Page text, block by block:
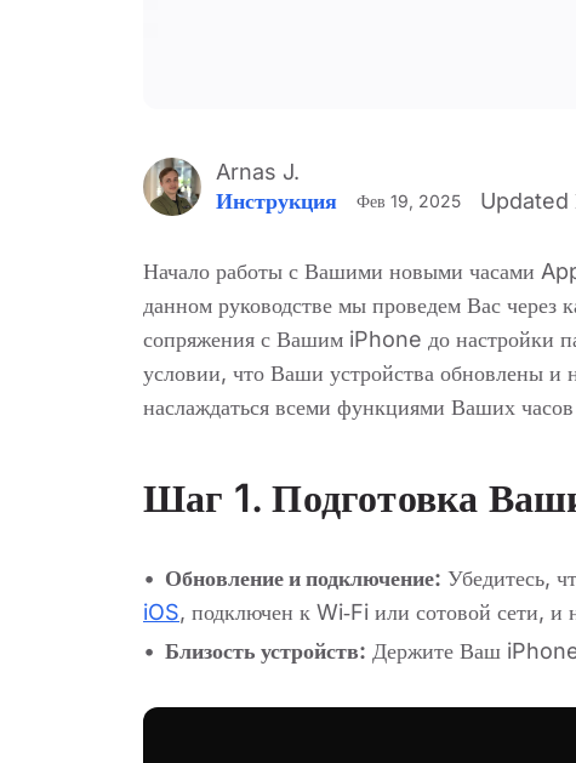
Arnas J.
Инструкция
Фев 19, 2025 Updated
Начало работы с Вашими новыми часами
данном руководстве мы проведем Вас
сопряжения с Вашим iPhone до настройки
условии, что Ваши устройства обновлены и
наслаждаться всеми функциями Ваших
Шаг 1. Подготовка
Обновление и подключение: Убедитесь,
iOS, подключен к Wi‑Fi или сотовой сети,
Близость устройств: Держите Ваш